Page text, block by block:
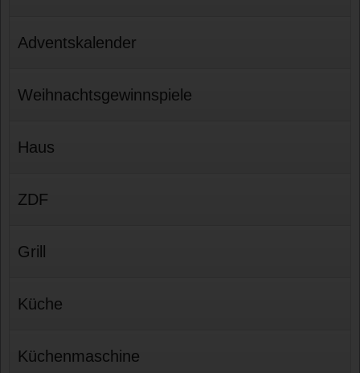
Adventskalender
Weihnachtsgewinnspiele
Haus
ZDF
Grill
Küche
Küchenmaschine